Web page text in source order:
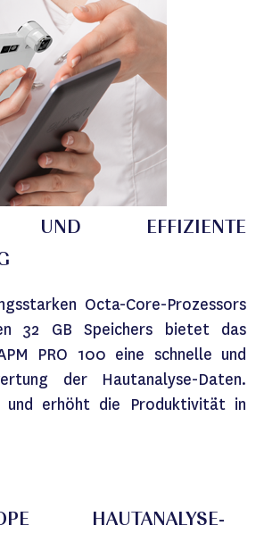
UND EFFIZIENTE
Octa-Core-Prozessors
32 GB Speichers bietet das
PRO 100 eine schnelle und
der Hautanalyse-Daten.
erhöht die Produktivität in
HAUTANALYSE-